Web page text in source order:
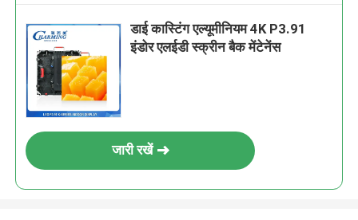
डाई कास्टिंग एल्यूमीनियम 4K P3.91
इंडोर एलईडी स्क्रीन बैक मेंटेनेंस
जारी रखें